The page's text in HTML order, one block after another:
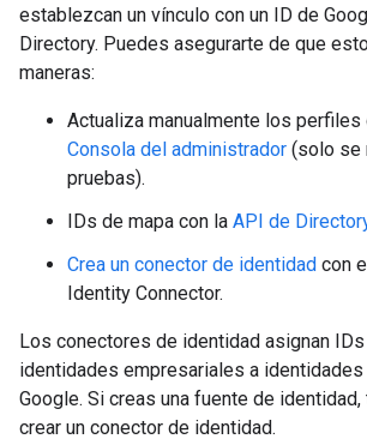
establezcan un vínculo con un ID de
Directory. Puedes asegurarte de que
maneras:
Actualiza manualmente los perfiles
Consola del administrador (solo se
pruebas).
IDs de mapa con la API de
Crea un conector de identidad con
Identity Connector.
Los conectores de identidad asignan
identidades empresariales a
Google. Si creas una fuente de
crear un conector de identidad.